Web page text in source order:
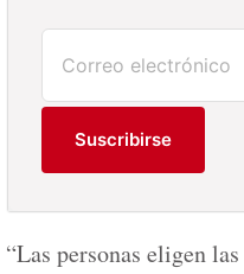
Suscribirse
“Las personas eligen las